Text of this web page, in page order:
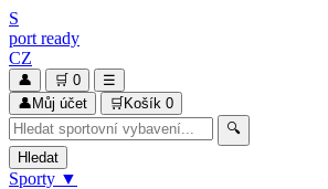
S
port ready
CZ
👤 🛒 0
☰
👤 Můj účet 🛒 Košík 0
🔍
Hledat
Sporty ▼